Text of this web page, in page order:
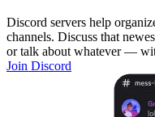
Discord servers help
channels. Discuss that
or talk about whatever —
Join Discord